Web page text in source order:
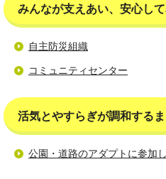
みんなが支えあい、安心し
自主防災組織
コミュニティセンター
活気とやすらぎが調和する
公園・道路のアダプトに参加